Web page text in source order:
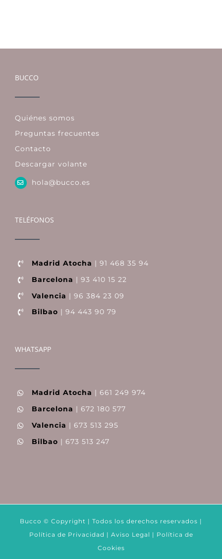
BUCCO
Quiénes somos
Preguntas frecuentes
Contacto
Descargar volante
hola@bucco.es
TELÉFONOS
Madrid Atocha | 91 468 35 94
Barcelona | 93 410 15 22
Valencia | 96 384 23 09
Bilbao | 94 443 90 79
WHATSAPP
Madrid Atocha | 661 249 974
Barcelona | 672 180 577
Valencia | 673 513 295
Bilbao | 673 513 247
Bucco © Copyright | Todos los derechos reservados |
Política de Privacidad | Aviso Legal | Política de
Cookies